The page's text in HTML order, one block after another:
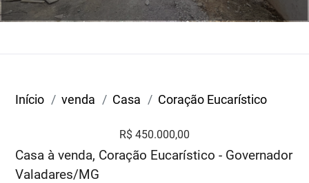
Início venda Casa Coração Eucarístico
R$ 450.000,00
Casa à venda, Coração Eucarístico - Governador
Valadares/MG